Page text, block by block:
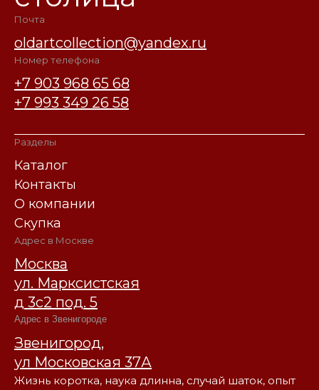
Почта
oldartcollection@yandex.ru
Номер телефона
+7 903 968 65 68
+7 993 349 26 58
Разделы
Каталог
Контакты
О компании
Скупка
Адрес в Москве
Москва
ул. Марксистская
д 3с2 под. 5
Адрес в Звенигороде
Звенигород,
ул Московская 37А
Жизнь коротка, наука длинна, случай шаток, опыт